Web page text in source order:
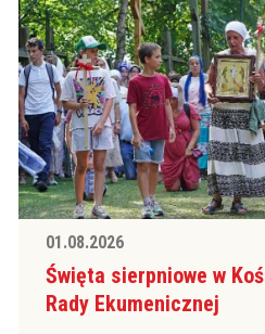
01.08.2026
Święta sierpniowe w
Rady Ekumenicznej